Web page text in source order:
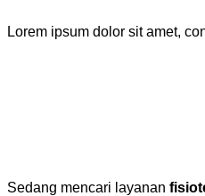
Lorem ipsum dolor sit amet,
Sedang mencari layanan